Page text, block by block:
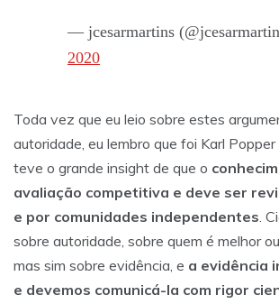
— jcesarmartins
2020
Toda vez que eu leio sobre estes
autoridade, eu lembro que foi Karl
teve o grande insight de que o
avaliação competitiva e deve ser
e por comunidades independentes.
sobre autoridade, sobre quem é melhor
mas sim sobre evidência, e a evidência
e devemos comunicá-la com rigor